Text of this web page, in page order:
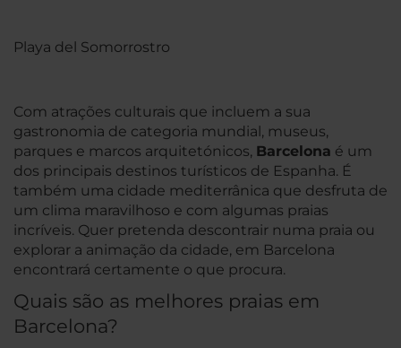
Playa del Somorrostro
Com atrações culturais que incluem a sua
gastronomia de categoria mundial, museus,
parques e marcos arquitetónicos, Barcelona é um
dos principais destinos turísticos de Espanha. É
também uma cidade mediterrânica que desfruta de
um clima maravilhoso e com algumas praias
incríveis. Quer pretenda descontrair numa praia ou
explorar a animação da cidade, em Barcelona
encontrará certamente o que procura.
Quais são as melhores praias em
Barcelona?